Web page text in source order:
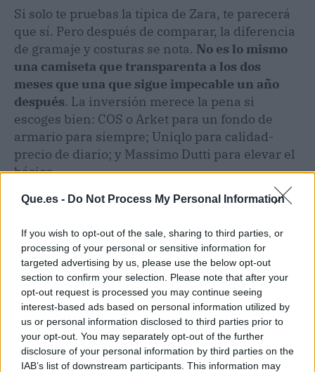
Que.es - Do Not Process My Personal Information
If you wish to opt-out of the sale, sharing to third parties, or
processing of your personal or sensitive information for
targeted advertising by us, please use the below opt-out
section to confirm your selection. Please note that after your
opt-out request is processed you may continue seeing
interest-based ads based on personal information utilized by
us or personal information disclosed to third parties prior to
your opt-out. You may separately opt-out of the further
disclosure of your personal information by third parties on the
IAB’s list of downstream participants. This information may
Si solo te pruebas la típica de Zara, te parecerá
que sí. Pero después de comparar, la diferencia
de gramaje y costuras se nota. No es lo mismo
una camiseta que transparenta a los dos
meses que una que sigue impecable un año
después. La inversión merece la pena si
escoges bien: COS o Arket para un fondo de
armario para siempre; Uniqlo para calidad-
precio de diario; y Massimo Dutti para elevar el
básico.